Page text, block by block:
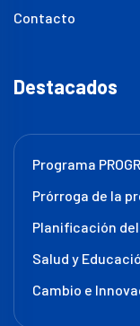
Contacto
Destacados
Programa
Prórroga de la
Planificación
Salud y
Cambio e